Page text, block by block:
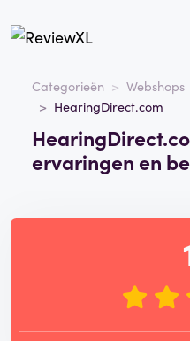
Categorieën Webshops
HearingDirect.com
ervaringen en